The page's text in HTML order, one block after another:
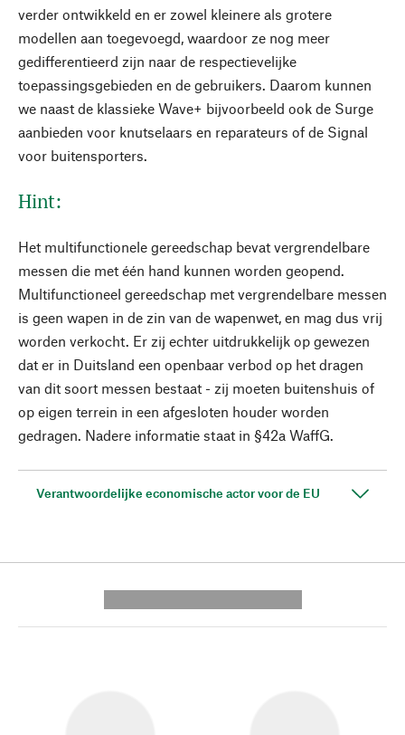
verder ontwikkeld en er zowel kleinere als grotere
modellen aan toegevoegd, waardoor ze nog meer
gedifferentieerd zijn naar de respectievelijke
toepassingsgebieden en de gebruikers. Daarom kunnen
we naast de klassieke Wave+ bijvoorbeeld ook de Surge
aanbieden voor knutselaars en reparateurs of de Signal
voor buitensporters.
Hint:
Het multifunctionele gereedschap bevat vergrendelbare
messen die met één hand kunnen worden geopend.
Multifunctioneel gereedschap met vergrendelbare messen
is geen wapen in de zin van de wapenwet, en mag dus vrij
worden verkocht. Er zij echter uitdrukkelijk op gewezen
dat er in Duitsland een openbaar verbod op het dragen
van dit soort messen bestaat - zij moeten buitenshuis of
op eigen terrein in een afgesloten houder worden
gedragen. Nadere informatie staat in §42a WaffG.
Verantwoordelijke economische actor voor de EU